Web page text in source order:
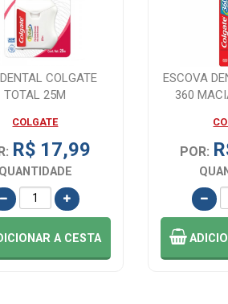
COLGATE
TOTAL 25M
COLGATE
R$ 17,99
QUANTIDADE
A CESTA
ESCOVA
360
POR: